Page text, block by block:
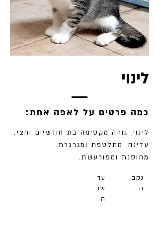
לינוי
:כמה פרטים על לאפה אחת
לינוי, גורה מקסימה בת חודשיים וחצי.
עדינה, מתלטפת ומגרגרת.
מחוסנת ומפורעשת.
עד
שנ
ה
נקב
ה